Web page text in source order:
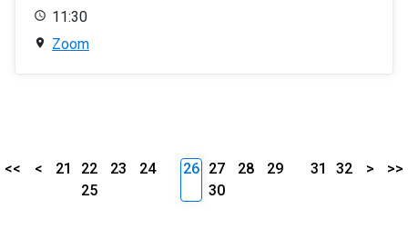
11:30
Zoom
<< < 21 22 23
24
25
26 27 28
29
30
31 32 > >>